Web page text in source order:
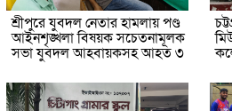
শ্রীপুরে যুবদল নেতার হামলায় পণ্ড
আইনশৃঙ্খলা বিষয়ক সচেতনামূলক
সভা যুবদল আহবায়কসহ আহত ৩